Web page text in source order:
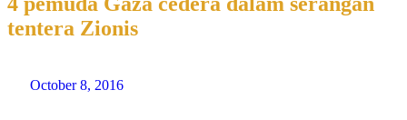
tentera Zionis
October 8, 2016